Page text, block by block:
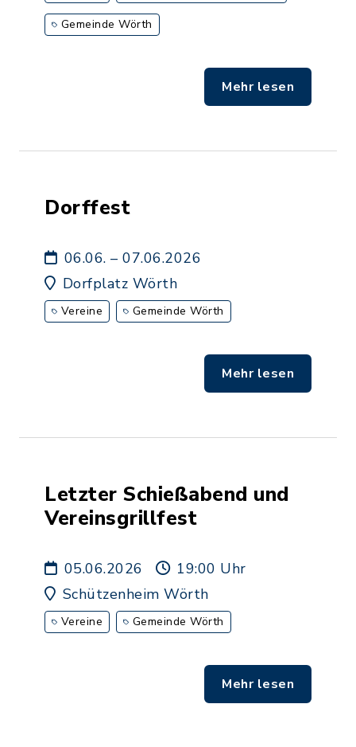
Gemeinde Wörth
Mehr lesen
Dorffest
06.06. – 07.06.2026
Dorfplatz Wörth
Vereine Gemeinde Wörth
Mehr lesen
Letzter Schießabend und
Vereinsgrillfest
05.06.2026
19:00 Uhr
Schützenheim Wörth
Vereine Gemeinde Wörth
Mehr lesen